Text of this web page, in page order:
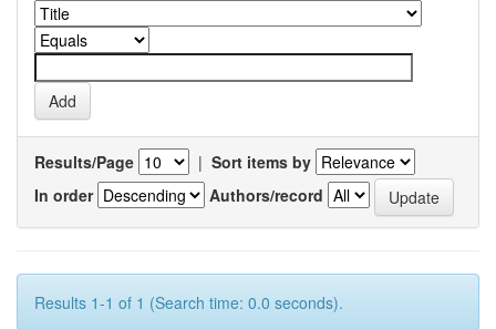
Results/Page | Sort items by
In order
Authors/record
Results 1-1 of 1 (Search time: 0.0 seconds).